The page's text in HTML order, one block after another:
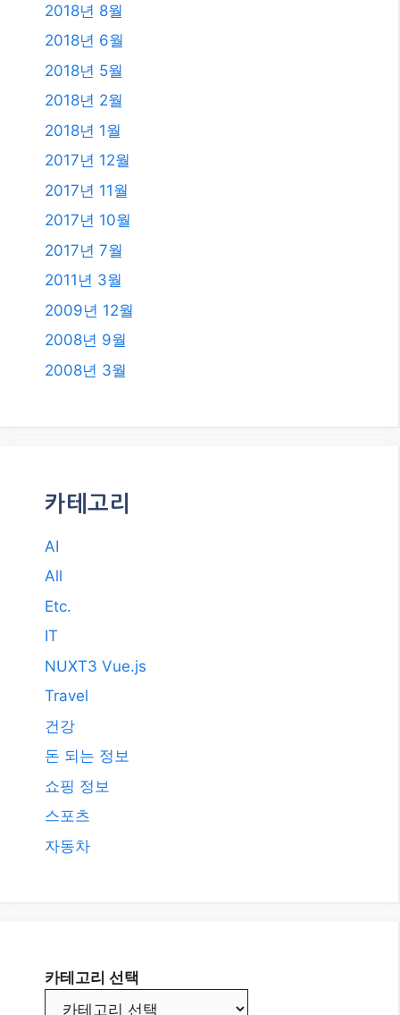
2018년 8월
2018년 6월
2018년 5월
2018년 2월
2018년 1월
2017년 12월
2017년 11월
2017년 10월
2017년 7월
2011년 3월
2009년 12월
2008년 9월
2008년 3월
카테고리
AI
All
Etc.
IT
NUXT3 Vue.js
Travel
건강
돈 되는 정보
쇼핑 정보
스포츠
자동차
카테고리 선택